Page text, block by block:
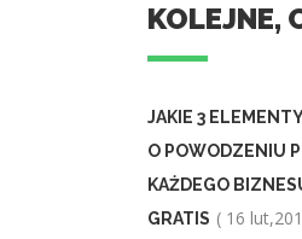
KOLEJNE,
JAKIE 3
O POWODZENIU
KAŻDEGO
GRATIS ( 16